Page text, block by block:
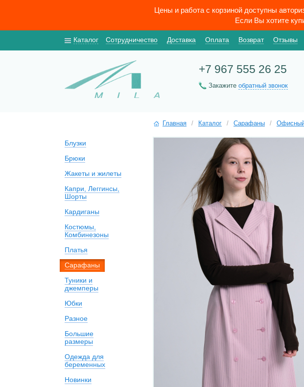
Цены и работа с корзиной доступны
Если Вы хотите
Каталог Сотрудничество Доставка Оплата Возврат Отзывы
+7 967 555 26 25
Закажите обратный звонок
Блузки
Брюки
Жакеты и жилеты
Капри, Леггинсы,
Шорты
Кардиганы
Костюмы,
Комбинезоны
Платья
Сарафаны
Туники и
джемперы
Юбки
Разное
Большие
размеры
Одежда для
беременных
Новинки
Главная / Каталог / Сарафаны /